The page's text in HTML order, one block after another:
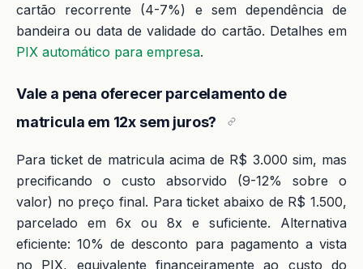
cartão recorrente (4-7%) e sem dependência de
bandeira ou data de validade do cartão. Detalhes em
PIX automático para empresa.
Vale a pena oferecer parcelamento de
matricula em 12x sem juros?
Para ticket de matricula acima de R$ 3.000 sim, mas
precificando o custo absorvido (9-12% sobre o
valor) no preço final. Para ticket abaixo de R$ 1.500,
parcelado em 6x ou 8x e suficiente. Alternativa
eficiente: 10% de desconto para pagamento a vista
no PIX, equivalente financeiramente ao custo do